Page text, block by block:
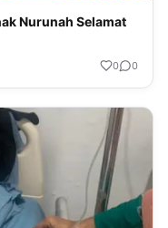
Nurunah Selamat
0 0